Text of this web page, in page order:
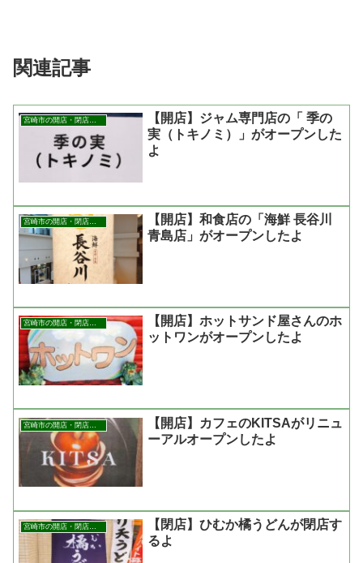
関連記事
【開店】ジャム専門店の「 季の
実（トキノミ）」がオープンした
よ
宮崎市の開店・閉店まとめ
【開店】和食店の「海鮮 長谷川
青島店」がオープンしたよ
宮崎市の開店・閉店まとめ
【開店】ホットサンド屋さんのホ
ットワンがオープンしたよ
【開店】カフェのKITSAがリニュ
ーアルオープンしたよ
宮崎市の開店・閉店まとめ
【閉店】ひむか橘うどんが閉店す
るよ